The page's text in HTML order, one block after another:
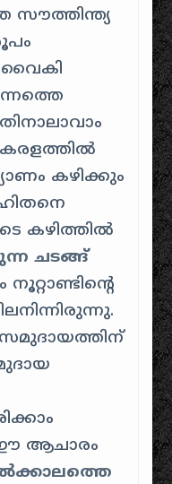
വൈകി
കഴിക്കും
കഴിത്തിൽ
ചടങ്ങ്
ആചാരം